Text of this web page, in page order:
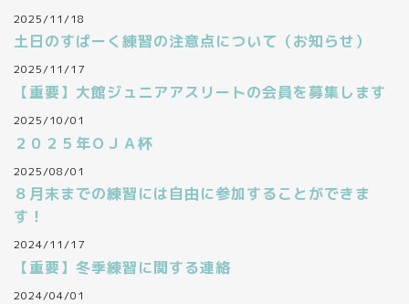
2025/11/18
土日のすぱーく練習の注意点について（お知らせ）
2025/11/17
【重要】大館ジュニアアスリートの会員を募集します
2025/10/01
２０２５年ＯＪＡ杯
2025/08/01
８月末までの練習には自由に参加することができま
す！
2024/11/17
【重要】冬季練習に関する連絡
2024/04/01